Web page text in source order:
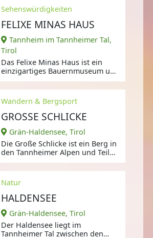
Sehenswürdigkeiten
FELIXE MINAS HAUS
Tannheim im Tannheimer Tal,
Tirol
Das Felixe Minas Haus ist ein
einzigartiges Bauernmuseum und
liegt in der Ortsmitte von
Tannheim,
Wandern & Bergsport
GROSSE SCHLICKE
Grän-Haldensee, Tirol
Die Große Schlicke ist ein Berg in
den Tannheimer Alpen und Teil
Natur
HALDENSEE
Grän-Haldensee, Tirol
Der Haldensee liegt im
Tannheimer Tal zwischen den